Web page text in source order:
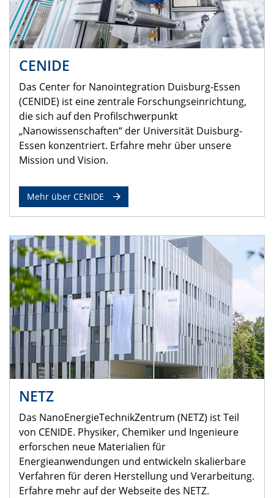
CENIDE
Das Center for Nanointegration Duisburg-Essen
(CENIDE) ist eine zentrale Forschungseinrichtung,
die sich auf den Profilschwerpunkt
„Nanowissenschaften“ der Universität Duisburg-
Essen konzentriert. Erfahre mehr über unsere
Mission und Vision.
Mehr über CENIDE
NETZ
Das NanoEnergieTechnikZentrum (NETZ) ist Teil
von CENIDE. Physiker, Chemiker und Ingenieure
erforschen neue Materialien für
Energieanwendungen und entwickeln skalierbare
Verfahren für deren Herstellung und Verarbeitung.
Erfahre mehr auf der Webseite des NETZ.